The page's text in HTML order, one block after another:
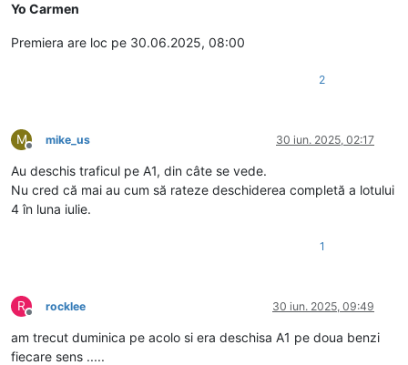
Yo Carmen
Premiera are loc pe 30.06.2025, 08:00
2
M
Deconectat
mike_us 30 iun. 2025, 02:17
Au deschis traficul pe A1, din câte se vede.
Nu cred că mai au cum să rateze deschiderea completă a lotului
4 în luna iulie.
1
R
Deconectat
rocklee 30 iun. 2025, 09:49
am trecut duminica pe acolo si era deschisa A1 pe doua benzi
fiecare sens .....